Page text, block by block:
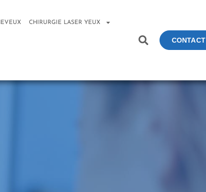
CHIRURGIE LASER YEUX
CONTACT